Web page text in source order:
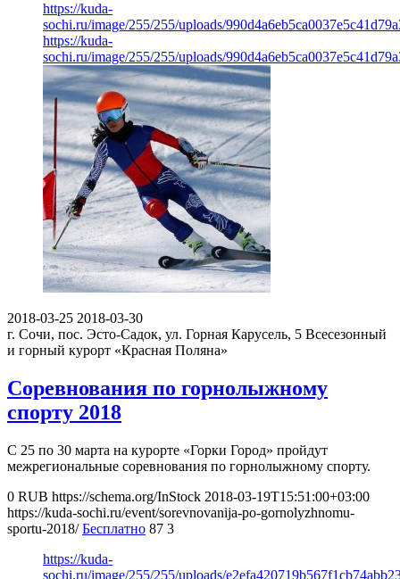
https://kuda-
sochi.ru/image/255/255/uploads/
https://kuda-
sochi.ru/image/255/255/uploads/
2018-03-25 2018-03-30
г. Сочи, пос. Эсто-Садок, ул. Горная Карусель, 5 Всесезонный
и горный курорт «Красная Поляна»
Соревнования по горнолыжному
спорту 2018
С 25 по 30 марта на курорте «Горки Город» пройдут
межрегиональные соревнования по горнолыжному спорту.
0 RUB https://schema.org/InStock 2018-03-19T15:51:00+03:00
https://kuda-sochi.ru/event/sorevnovanija-po-gornolyzhnomu-
sportu-2018/ Бесплатно 87 3
https://kuda-
sochi.ru/image/255/255/uploads/